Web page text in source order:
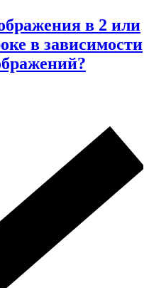
в 2 или
в зависимости